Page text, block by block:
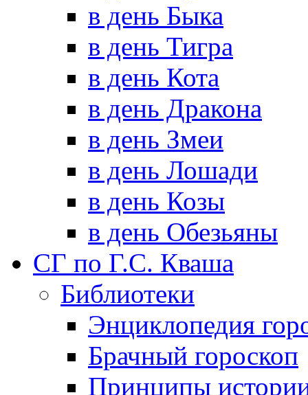
в день Быка
в день Тигра
в день Кота
в день Дракона
в день Змеи
в день Лошади
в день Козы
в день Обезьяны
СГ по Г.С. Кваша
Библиотеки
Энциклопедия
Брачный гороскоп
Принципы